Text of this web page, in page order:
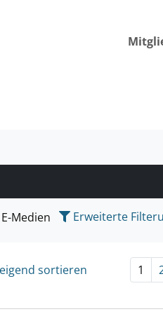
suchen wollen.
E-Medien Erweiterte
sortieren 1